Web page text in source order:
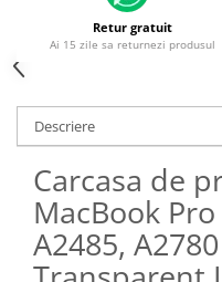
iPhone 16 Pro Max
iPhone 16 Pro
iPhone 17 Pro
iPhone 15 Pro Max
iPhone 16 Plus
iPhone 17
iPhone 15 Pro
iPhone 16
Retur gratuit
Ai 15 zile sa returnezi produsul
Descriere
Carcasa de
MacBook
A2485,